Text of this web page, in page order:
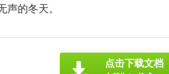
声的冬天。
点击下载文档